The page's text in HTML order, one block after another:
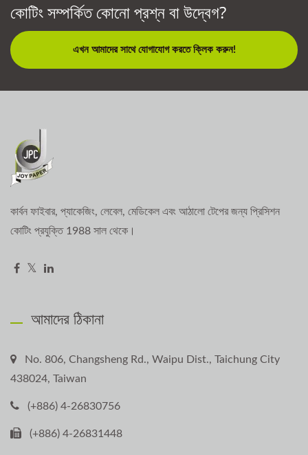
কোটিং সম্পর্কিত কোনো প্রশ্ন বা উদ্বেগ?
এখন আমাদের সাথে যোগাযোগ করতে ক্লিক করুন!
কার্বন ফাইবার, প্যাকেজিং, লেবেল, মেডিকেল এবং আঠালো টেপের জন্য প্রিসিশন
কোটিং প্রযুক্তি 1988 সাল থেকে।
আমাদের ঠিকানা
No. 806, Changsheng Rd., Waipu Dist., Taichung City
438024, Taiwan
(+886) 4-26830756
(+886) 4-26831448